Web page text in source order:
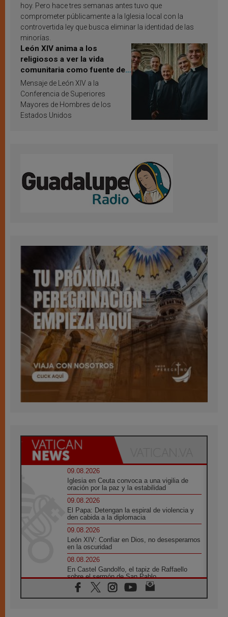
hoy. Pero hace tres semanas antes tuvo que
comprometer públicamente a la Iglesia local con la
controvertida ley que busca eliminar la identidad de las
minorías.
León XIV anima a los
religiosos a ver la vida
comunitaria como fuente de
inspiración y santificación
Mensaje de León XIV a la
Conferencia de Superiores
Mayores de Hombres de los
Estados Unidos
09.08.2026
Iglesia en Ceuta convoca a una vigilia de
oración por la paz y la estabilidad
09.08.2026
El Papa: Detengan la espiral de violencia y
den cabida a la diplomacia
09.08.2026
León XIV: Confiar en Dios, no desesperarnos
en la oscuridad
08.08.2026
En Castel Gandolfo, el tapiz de Raffaello
sobre el sermón de San Pablo
08.08.2026
En Colombia, «la paz no se compra con una